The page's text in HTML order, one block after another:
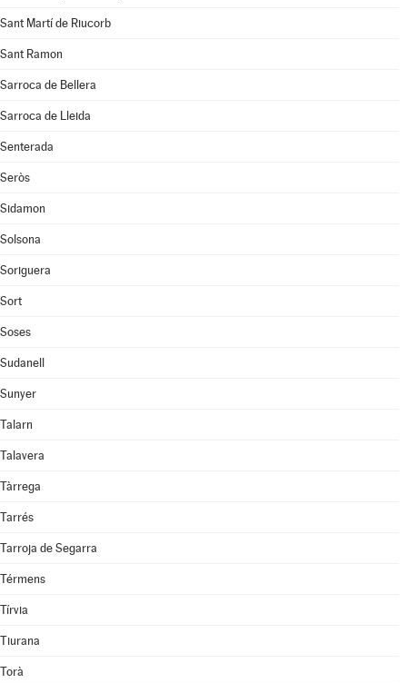
Sant Martí de Riucorb
Sant Ramon
Sarroca de Bellera
Sarroca de Lleida
Senterada
Seròs
Sidamon
Solsona
Soriguera
Sort
Soses
Sudanell
Sunyer
Talarn
Talavera
Tàrrega
Tarrés
Tarroja de Segarra
Térmens
Tírvia
Tiurana
Torà